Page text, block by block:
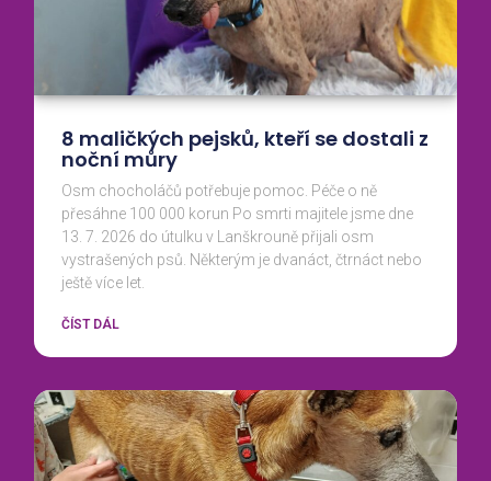
8 maličkých pejsků, kteří se dostali z
noční můry
Osm chocholáčů potřebuje pomoc. Péče o ně
přesáhne 100 000 korun Po smrti majitele jsme dne
13. 7. 2026 do útulku v Lanškrouně přijali osm
vystrašených psů. Některým je dvanáct, čtrnáct nebo
ještě více let.
ČÍST DÁL